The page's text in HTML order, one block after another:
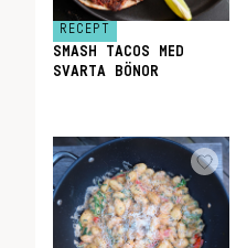
RECEPT
SMASH TACOS MED
SVARTA BÖNOR